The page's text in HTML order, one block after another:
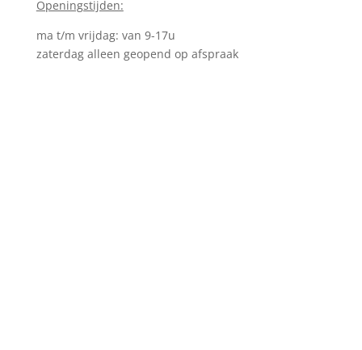
Openingstijden:
ma t/m vrijdag: van 9-17u
zaterdag alleen geopend op afspraak